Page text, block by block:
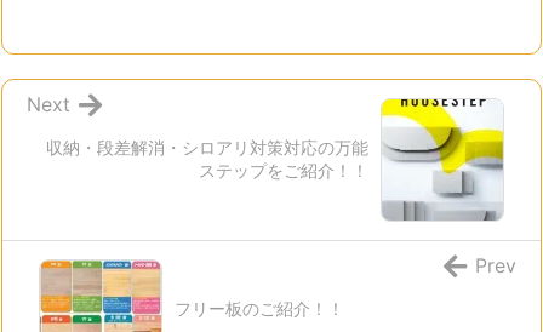
収納・段差解消・シロアリ対策対応の万能
ステップをご紹介！！
Next
フリー板のご紹介！！
Prev